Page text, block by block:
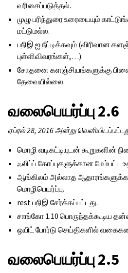
வரிசைப்படுத்தல்.
முழு பரிந்துரை உரையையும்
மட்டுமல்ல.
பநிஇ ஐ நீட்டிக்கவும் (விரிவான
புள்ளிவிவரங்கள்,…).
சோதனை களஞ்சியங்களுக்கு
தேவையில்லை.
வலைபெயர்ப்பு 2.6
ஏப்ரல் 28, 2016 அன்று
மொழி வடிகட்டியுடன் கூறுகளின்
ஃலிப்ப் கோப்புகளுக்கான மேம்பட்ட
ஆங்கிலம் அல்லாத
மொழிபெயர்ப்பு.
rest பநிஇ சேர்க்கப்பட்டது.
சாங்கோ 1.10 பொருந்தக்கூடிய
ஒயிட் போர்டு செய்திகளில்
வலைபெயர்ப்பு 2.5